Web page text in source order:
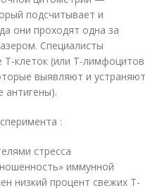
подсчитывает и
они проходят одна за
Специалисты
Т-клеток (или Т-лимфоцитов
выявляют и устраняют
антигены).
:
стресса
иммунной
низкий процент свежих Т-